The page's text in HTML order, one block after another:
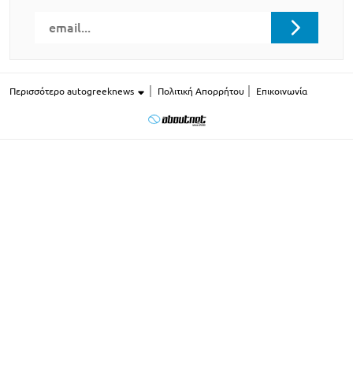
Περισσότερο autogreeknews Πολιτική Απορρήτου Επικοινωνία